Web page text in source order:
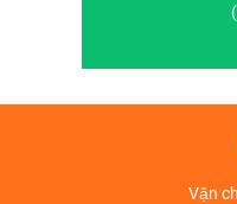
Vận